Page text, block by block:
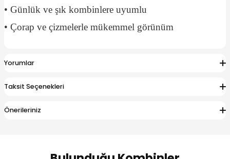
• Günlük ve şık kombinlere uyumlu
• Çorap ve çizmelerle mükemmel görünüm
Yorumlar
Taksit Seçenekleri
Önerileriniz